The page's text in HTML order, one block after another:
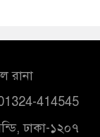
রানা
414545
ঢাকা-১২০৭